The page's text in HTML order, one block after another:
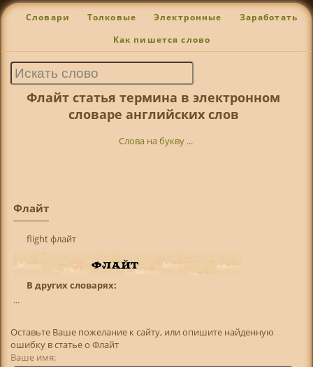
Словари Толковые Электронные Заработать
Как пишется слово
Флайт статья термина в электронном
словаре английских слов
Слова на букву ...
Флайт
flight флайт
В других словарях:
...
Оставьте Ваше пожелание к сайту, или опишите найденную
ошибку в статье о Флайт
Ваше имя: